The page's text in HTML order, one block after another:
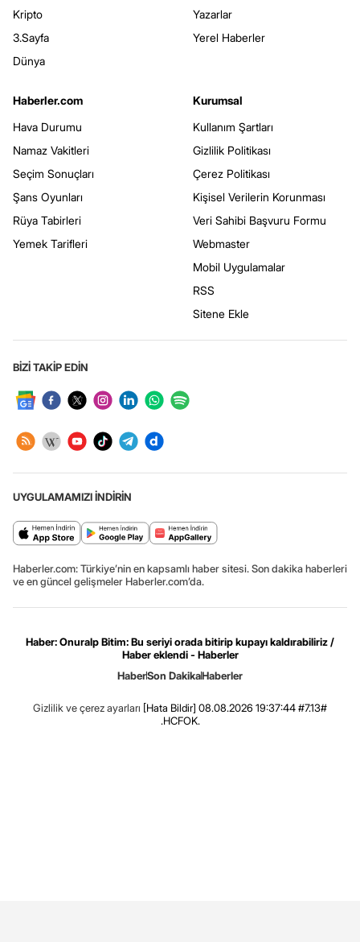
Kripto
3.Sayfa
Dünya
Yazarlar
Yerel Haberler
Haberler.com
Hava Durumu
Namaz Vakitleri
Seçim Sonuçları
Şans Oyunları
Rüya Tabirleri
Yemek Tarifleri
Kurumsal
Kullanım Şartları
Gizlilik Politikası
Çerez Politikası
Kişisel Verilerin Korunması
Veri Sahibi Başvuru Formu
Webmaster
Mobil Uygulamalar
RSS
Sitene Ekle
BİZİ TAKİP EDİN
UYGULAMAMIZI İNDİRİN
Haberler.com: Türkiye’nin en kapsamlı haber sitesi. Son dakika haberleri
ve en güncel gelişmeler Haberler.com’da.
Haber: Onuralp Bitim: Bu seriyi orada bitirip kupayı kaldırabiliriz /
Haber eklendi - Haberler
HaberSon DakikaHaberler
Gizlilik ve çerez ayarları [Hata Bildir] 08.08.2026 19:37:44 #7.13#
.HCFOK.